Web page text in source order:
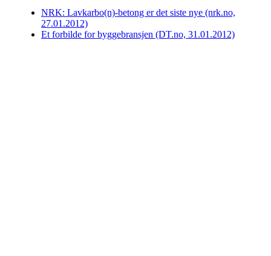
NRK: Lavkarbo(n)-betong er det siste nye (nrk.no,
27.01.2012)
Et forbilde for byggebransjen (DT.no, 31.01.2012)